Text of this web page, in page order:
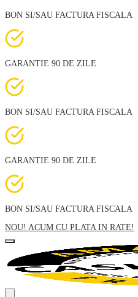
BON SI/SAU FACTURA FISCALA
GARANTIE 90 DE ZILE
BON SI/SAU FACTURA FISCALA
GARANTIE 90 DE ZILE
BON SI/SAU FACTURA FISCALA
NOU! ACUM CU PLATA IN RATE!